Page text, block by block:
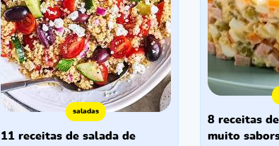
saladas
11 receitas de salada de
8 receitas de salada russa
muito